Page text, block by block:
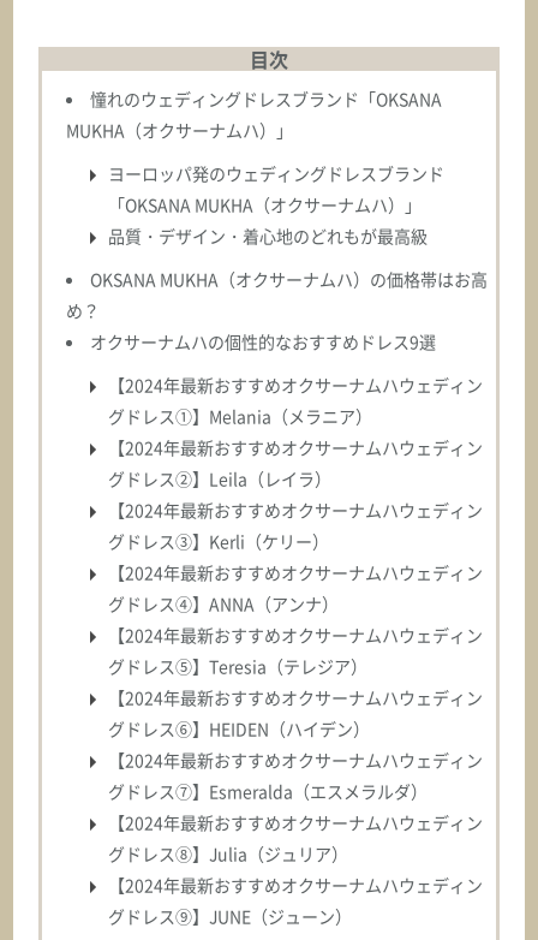
オクサーナムハ
BIANCA ビアンカ
オクサーナムハ
BLAIR ブレア
オクサーナムハ
BLANCA ブランカ
オクサーナムハ
BLANCHE ブランシュ
ASK
オクサーナムハ
BONNY ボニー
オクサーナムハ
BRENDA ブレンダ
目次
憧れのウェディングドレスブランド「OKSANA
MUKHA（オクサーナムハ）」
ヨーロッパ発のウェディングドレスブランド
「OKSANA MUKHA（オクサーナムハ）」
品質・デザイン・着心地のどれもが最高級
OKSANA MUKHA（オクサーナムハ）の価格帯はお高
め？
オクサーナムハの個性的なおすすめドレス9選
【2024年最新おすすめオクサーナムハウェディン
グドレス①】Melania（メラニア）
【2024年最新おすすめオクサーナムハウェディン
グドレス②】Leila（レイラ）
【2024年最新おすすめオクサーナムハウェディン
グドレス③】Kerli（ケリー）
【2024年最新おすすめオクサーナムハウェディン
グドレス④】ANNA（アンナ）
【2024年最新おすすめオクサーナムハウェディン
グドレス⑤】Teresia（テレジア）
【2024年最新おすすめオクサーナムハウェディン
グドレス⑥】HEIDEN（ハイデン）
【2024年最新おすすめオクサーナムハウェディン
グドレス⑦】Esmeralda（エスメラルダ）
【2024年最新おすすめオクサーナムハウェディン
グドレス⑧】Julia（ジュリア）
【2024年最新おすすめオクサーナムハウェディン
グドレス⑨】JUNE（ジューン）